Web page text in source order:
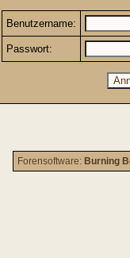
Benutzername:
Passwort:
Forensoftware: Burning